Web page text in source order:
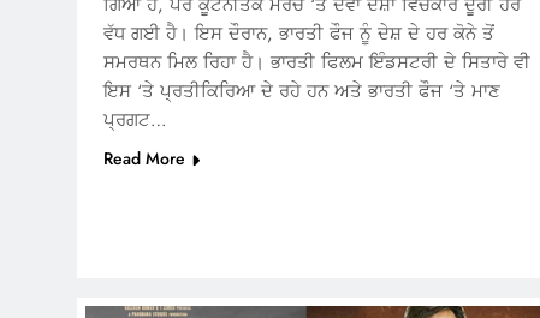
ਵੱਧ ਗਈ ਹੈ। ਇਸ ਦੌਰਾਨ, ਭਾਰਤੀ ਫੌਜ ਨੂੰ ਦੇਸ਼ ਦੇ ਹਰ ਕੋਨੇ ਤੋਂ
ਸਮਰਥਨ ਮਿਲ ਰਿਹਾ ਹੈ। ਭਾਰਤੀ ਫਿਲਮ ਇੰਡਸਟਰੀ ਦੇ ਸਿਤਾਰੇ ਵੀ
ਇਸ ‘ਤੇ ਪ੍ਰਤੀਕਿਰਿਆ ਦੇ ਰਹੇ ਹਨ ਅਤੇ ਭਾਰਤੀ ਫੌਜ ‘ਤੇ ਮਾਣ
ਪ੍ਰਗਟ…
Read More